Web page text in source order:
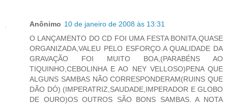
Anônimo 10 de janeiro de 2008 às 13:31
O LANÇAMENTO DO CD FOI UMA FESTA BONITA,QUASE
ORGANIZADA,VALEU PELO ESFORÇO.A QUALIDADE DA
GRAVAÇÃO FOI MUITO BOA,(PARABÉNS AO
TIQUINHO,CEBOLINHA E AO NEY VELLOSO)PENA QUE
ALGUNS SAMBAS NÃO CORRESPONDERAM(RUINS QUE
DÃO DÓ) (IMPERATRIZ,SAUDADE,IMPERADOR E GLOBO
DE OURO)OS OUTROS SÃO BONS SAMBAS. A NOTA